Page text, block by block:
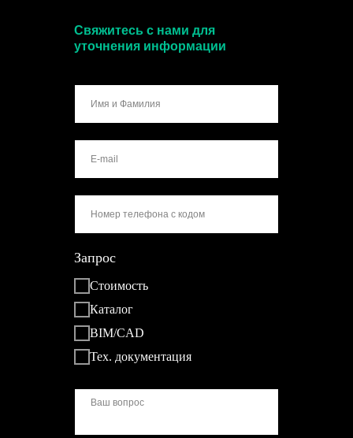
Запрос
Стоимость
Каталог
BIM/CAD
Тех. документация
Свяжитесь с нами для
уточнения информации